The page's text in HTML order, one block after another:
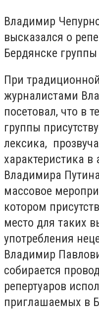
Владимир
высказался о
Бердянске
При
журналистами
посетовал, что в
группы
лексика,
характеристика
Владимира
массовое
котором
место для таких
употребления
Владимир
собирается
репертуаров
приглашаемых в